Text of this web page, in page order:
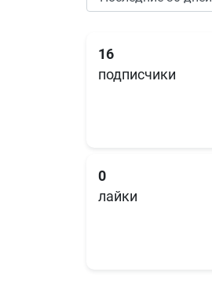
16
подписчики
0
лайки